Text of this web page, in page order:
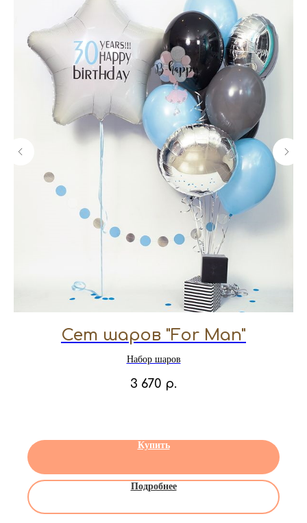
Сет шаров "For Man"
Набор шаров
3 670 р.
Купить
Подробнее